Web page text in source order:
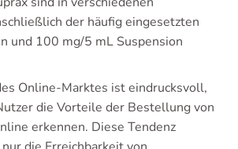
der häufig eingesetzten
und 100 mg/5 mL Suspension
Online-Marktes ist eindrucksvoll,
die Vorteile der Bestellung von
erkennen. Diese Tendenz